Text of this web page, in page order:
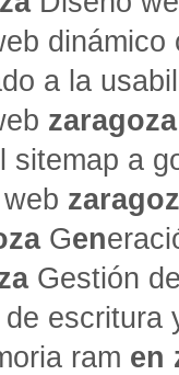
a la
zaragoza
sitemap a
Gen
Gestión
de
ram en